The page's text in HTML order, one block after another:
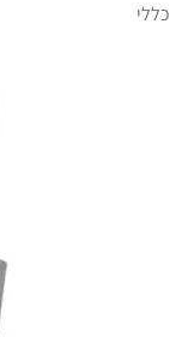
כללי